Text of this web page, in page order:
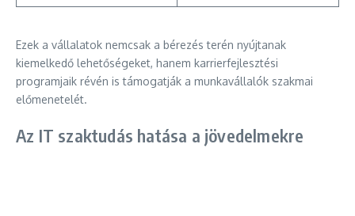
Ezek a vállalatok nemcsak a bérezés terén nyújtanak
kiemelkedő lehetőségeket, hanem karrierfejlesztési
programjaik révén is támogatják a munkavállalók szakmai
előmenetelét.
Az IT szaktudás hatása a jövedelmekre